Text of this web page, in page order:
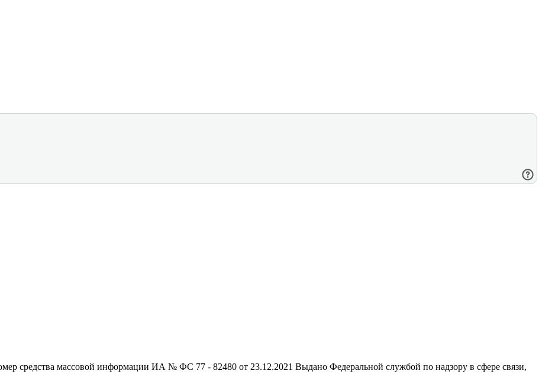
средства массовой информации ИА № ФС 77 - 82480 от 23.12.2021 Выдано Федеральной службой по надзору в сфере связи,